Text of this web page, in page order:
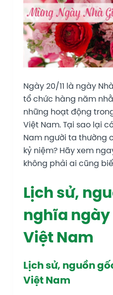
Ngày 20/11 là ngày
tổ chức hàng năm
những hoạt động
Việt Nam. Tại sao lại
Nam người ta thường
kỷ niệm? Hãy xem
không phải ai cũng
Lịch sử,
nghĩa
Việt Nam
Lịch sử, nguồn
Việt Nam